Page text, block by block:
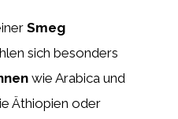
Smeg
sich besonders
wie Arabica und
Äthiopien oder